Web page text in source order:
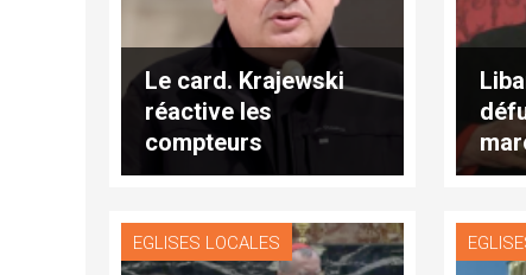
Le card. Krajewski
réactive les
compteurs
électriques d'un
EGLISES LOCALES